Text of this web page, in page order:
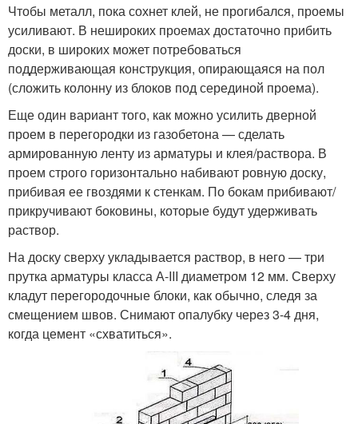
Чтобы металл, пока сохнет клей, не прогибался, проемы
усиливают. В нешироких проемах достаточно прибить
доски, в широких может потребоваться
поддерживающая конструкция, опирающаяся на пол
(сложить колонну из блоков под серединой проема).
Еще один вариант того, как можно усилить дверной
проем в перегородки из газобетона — сделать
армированную ленту из арматуры и клея/раствора. В
проем строго горизонтально набивают ровную доску,
прибивая ее гвоздями к стенкам. По бокам прибивают/
прикручивают боковины, которые будут удерживать
раствор.
На доску сверху укладывается раствор, в него — три
прутка арматуры класса А-III диаметром 12 мм. Сверху
кладут перегородочные блоки, как обычно, следя за
смещением швов. Снимают опалубку через 3-4 дня,
когда цемент «схватиться».